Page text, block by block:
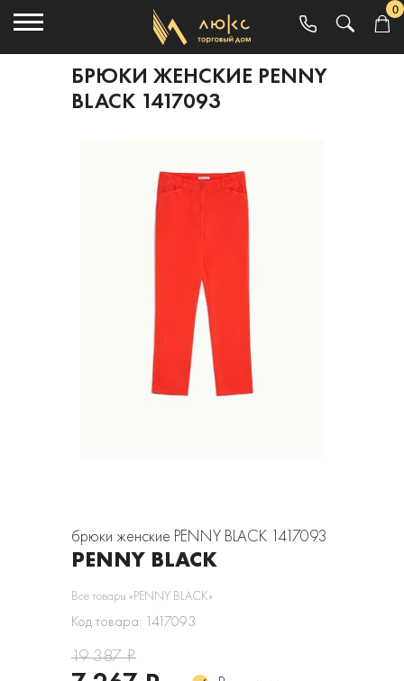
0
БРЮКИ ЖЕНСКИЕ PENNY
BLACK 1417093
брюки женские PENNY BLACK 1417093
PENNY BLACK
Все товары «PENNY BLACK»
Код товара: 1417093
19 387 ₽